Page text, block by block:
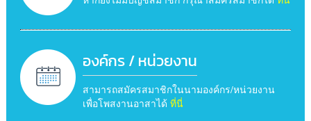
องค์กร / หน่วยงาน
สามารถสมัครสมาชิกในนามองค์กร/หน่วยงาน
เพื่อโพสงานอาสาได้ ที่นี่